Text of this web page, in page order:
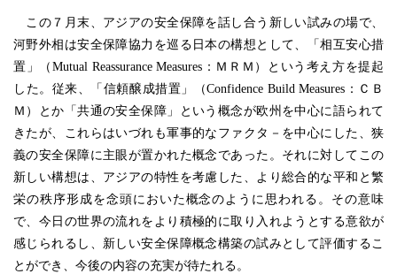
この７月末、アジアの安全保障を話し合う新しい試みの場で、
河野外相は安全保障協力を巡る日本の構想として、「相互安心措
置」（Mutual Reassurance Measures：ＭＲＭ）という考え方を提起
した。従来、「信頼醸成措置」（Confidence Build Measures：ＣＢ
Ｍ）とか「共通の安全保障」という概念が欧州を中心に語られて
きたが、これらはいづれも軍事的なファクタ－を中心にした、狭
義の安全保障に主眼が置かれた概念であった。それに対してこの
新しい構想は、アジアの特性を考慮した、より総合的な平和と繁
栄の秩序形成を念頭においた概念のように思われる。その意味
で、今日の世界の流れをより積極的に取り入れようとする意欲が
感じられるし、新しい安全保障概念構築の試みとして評価するこ
とができ、今後の内容の充実が待たれる。